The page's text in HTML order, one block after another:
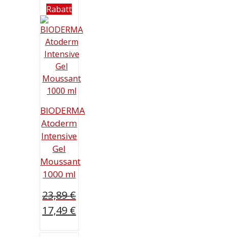
Rabatt
BIODERMA
Atoderm
Intensive
Gel
Moussant
1000 ml
23,89€
Ursprünglicher
17,49 €